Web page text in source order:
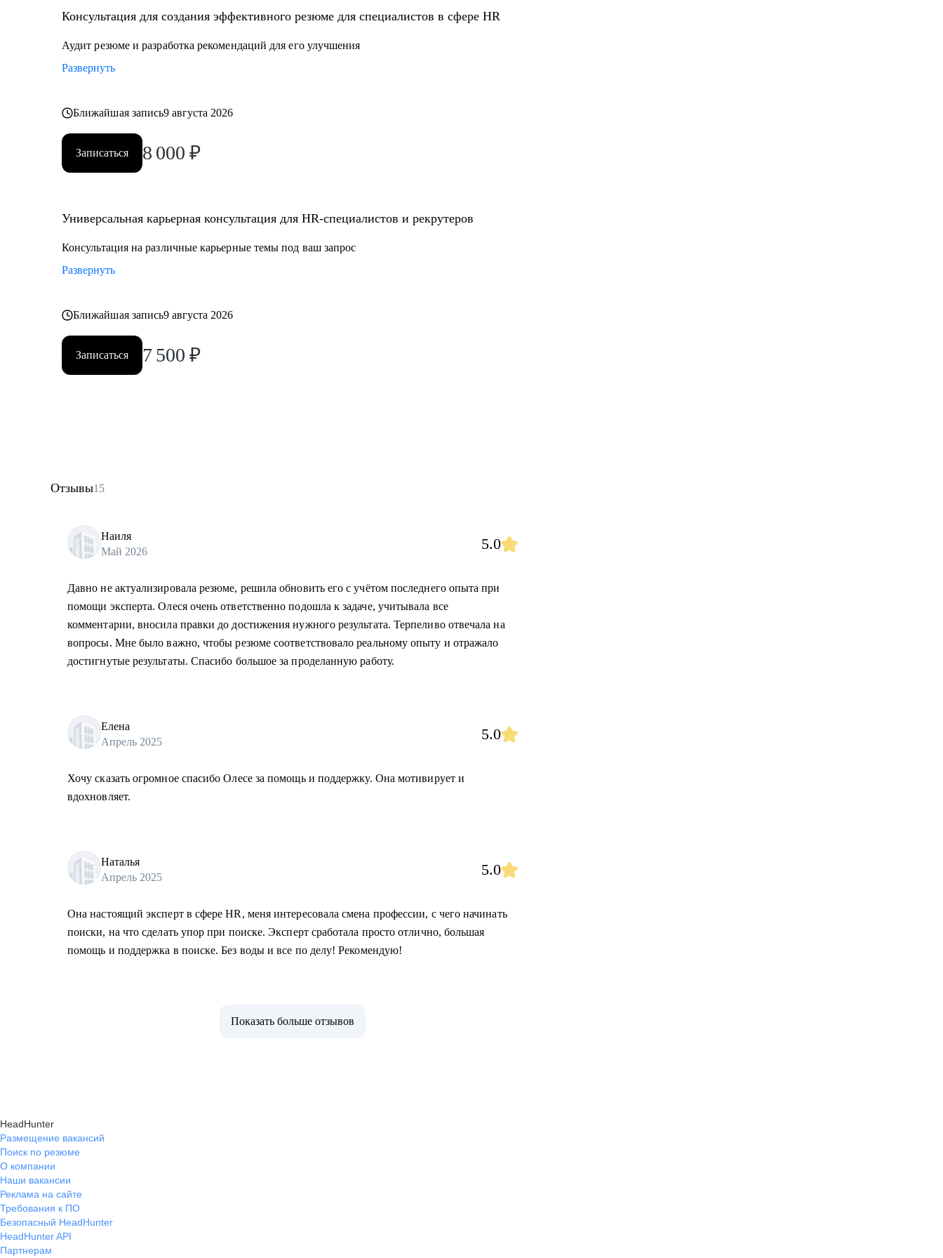
Кому могу помочь:
• HR Generalist-ам, которые хотят перейти в HR BP / People Partner;
Консультация для создания эффективного резюме для специалистов в сфере HR
Аудит резюме и разработка рекомендаций для его улучшения
Развернуть
Ближайшая запись9 августа 2026
Записаться 8 000 ₽
Универсальная карьерная консультация для HR-специалистов и рекрутеров
Консультация на различные карьерные темы под ваш запрос
Развернуть
Ближайшая запись9 августа 2026
Записаться 7 500 ₽
Отзывы15
Наиля
Май 2026
5.0
Давно не актуализировала резюме, решила обновить его с учётом последнего опыта при
помощи эксперта. Олеся очень ответственно подошла к задаче, учитывала все
комментарии, вносила правки до достижения нужного результата. Терпеливо отвечала на
вопросы. Мне было важно, чтобы резюме соответствовало реальному опыту и отражало
достигнутые результаты. Спасибо большое за проделанную работу.
Елена
Апрель 2025
5.0
Хочу сказать огромное спасибо Олесе за помощь и поддержку. Она мотивирует и
вдохновляет.
Наталья
Апрель 2025
5.0
Она настоящий эксперт в сфере HR, меня интересовала смена профессии, с чего начинать
поиски, на что сделать упор при поиске. Эксперт сработала просто отлично, большая
помощь и поддержка в поиске. Без воды и все по делу! Рекомендую!
Показать больше отзывов
HeadHunter
Размещение вакансий
Поиск по резюме
О компании
Наши вакансии
Реклама на сайте
Требования к ПО
Безопасный HeadHunter
HeadHunter API
Партнерам